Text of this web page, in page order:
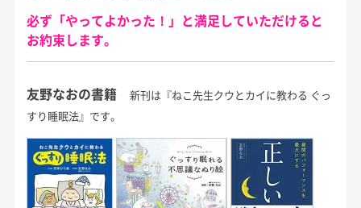
必ず「やってよかった！」と満足していただけると
お約束します。
友野なおの書籍
新刊は『ねこ先生クウとカイに教わる ぐっ
すり睡眠法』です。